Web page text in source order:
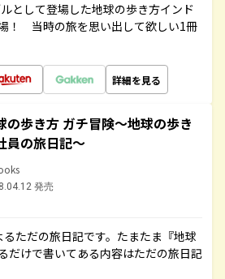
として登場した地球の歩き方インド
！ 当時の旅を思い出して欲しい1冊
詳細を見る
の歩き方 ガチ冒険～地球の歩き
員の旅日記～
発売
ただの旅日記です。たまたま『地球
だけで書いてある内容はただの旅日記